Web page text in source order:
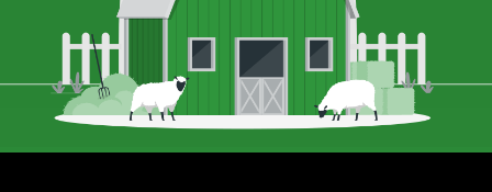
Сельское хозяйство